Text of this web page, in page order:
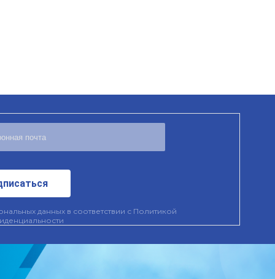
данных в соответствии с Политикой